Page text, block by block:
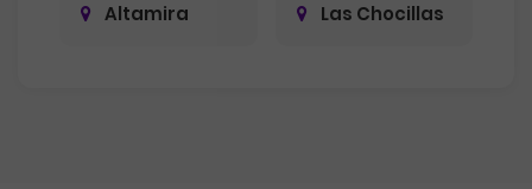
Altamira Las Chocillas